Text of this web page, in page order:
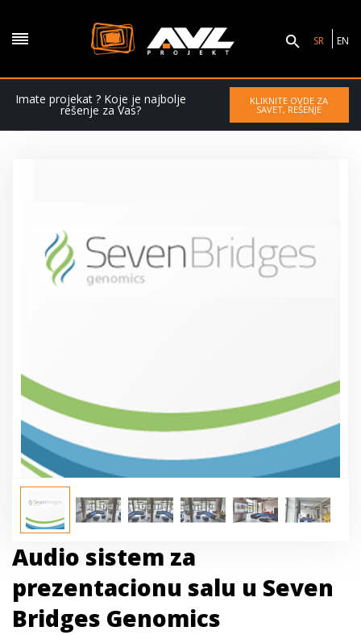
SR EN
Imate projekat ? Koje je najbolje
rešenje za Vas?
KLIKNITE OVDE ZA
SAVET, REŠENJE
Audio sistem za
prezentacionu salu u Seven
Bridges Genomics